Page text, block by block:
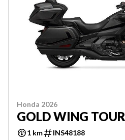
Honda 2026
GOLD WING TOUR
1 km INS48188